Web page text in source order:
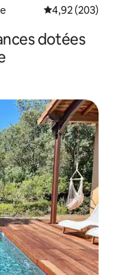
Évaluation
4,92 (203)
dotées